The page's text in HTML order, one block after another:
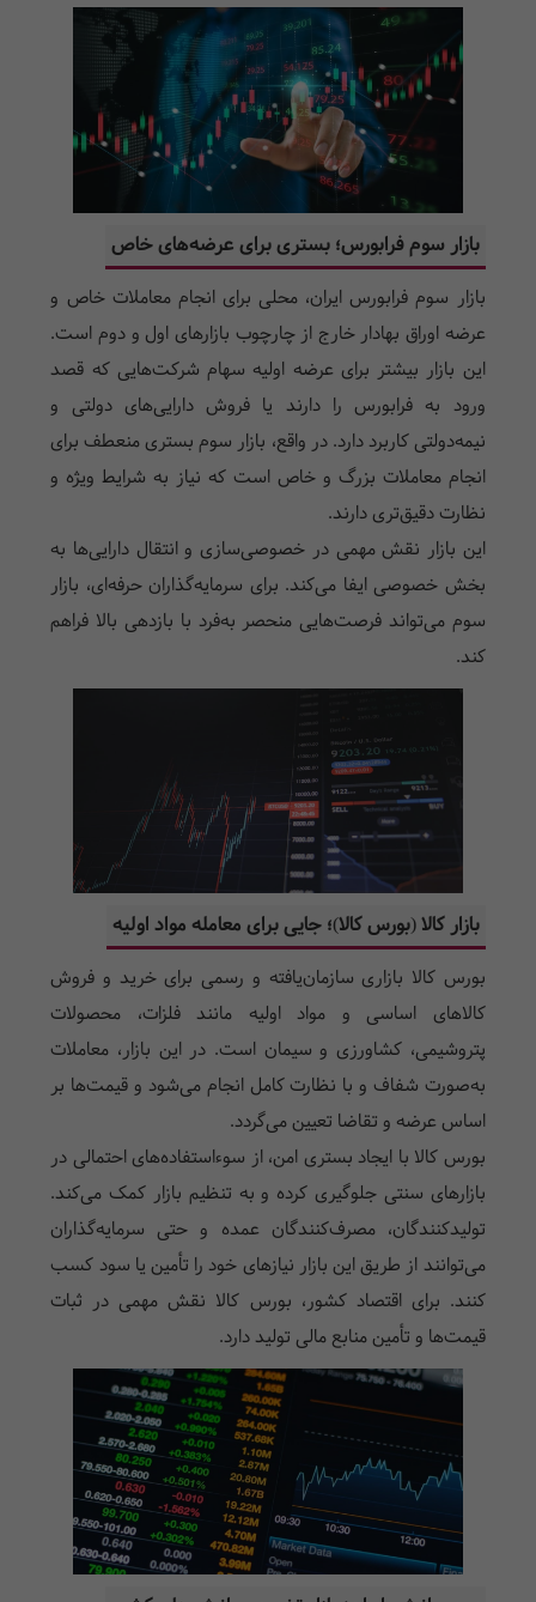
بازار سوم فرابورس؛ بستری برای عرضه‌های خاص
بازار سوم فرابورس ایران، محلی برای انجام معاملات خاص و
عرضه اوراق بهادار خارج از چارچوب بازارهای اول و دوم است.
این بازار بیشتر برای عرضه اولیه سهام شرکت‌هایی که قصد
ورود به فرابورس را دارند یا فروش دارایی‌های دولتی و
نیمه‌دولتی کاربرد دارد. در واقع، بازار سوم بستری منعطف برای
انجام معاملات بزرگ و خاص است که نیاز به شرایط ویژه و
نظارت دقیق‌تری دارند.
این بازار نقش مهمی در خصوصی‌سازی و انتقال دارایی‌ها به
بخش خصوصی ایفا می‌کند. برای سرمایه‌گذاران حرفه‌ای، بازار
سوم می‌تواند فرصت‌هایی منحصر به‌فرد با بازدهی بالا فراهم
کند.
بازار کالا (بورس کالا)؛ جایی برای معامله مواد اولیه
بورس کالا بازاری سازمان‌یافته و رسمی برای خرید و فروش
کالاهای اساسی و مواد اولیه مانند فلزات، محصولات
پتروشیمی، کشاورزی و سیمان است. در این بازار، معاملات
به‌صورت شفاف و با نظارت کامل انجام می‌شود و قیمت‌ها بر
اساس عرضه و تقاضا تعیین می‌گردد.
بورس کالا با ایجاد بستری امن، از سوءاستفاده‌های احتمالی در
بازارهای سنتی جلوگیری کرده و به تنظیم بازار کمک می‌کند.
تولیدکنندگان، مصرف‌کنندگان عمده و حتی سرمایه‌گذاران
می‌توانند از طریق این بازار نیازهای خود را تأمین یا سود کسب
کنند. برای اقتصاد کشور، بورس کالا نقش مهمی در ثبات
قیمت‌ها و تأمین منابع مالی تولید دارد.